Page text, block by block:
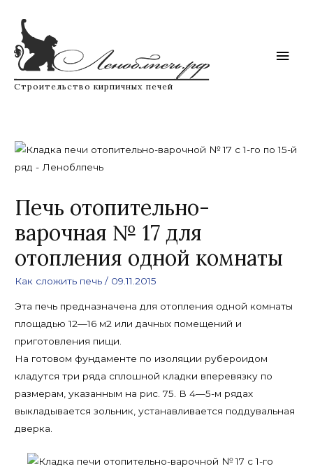
содержимому
Строительство кирпичных печей
Печь отопительно-
варочная № 17 для
отопления одной комнаты
Как сложить печь / 09.11.2015
Эта печь предназначена для отопления одной комнаты
площадью 12—16 м2 или дачных помещений и
приготовления пищи.
На готовом фундаменте по изоляции рубероидом
кладутся три ряда сплошной кладки вперевязку по
размерам, указанным на рис. 75. В 4—5-м рядах
выкладывается зольник, устанавливается поддувальная
дверка.